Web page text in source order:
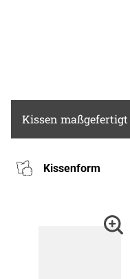
Kissen
Kissenform